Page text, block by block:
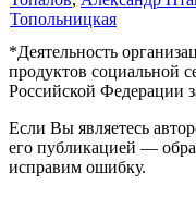
Топольницкая
*Деятельность
продуктов социальной
Российской Федерации
Если Вы являетесь
его публикацией —
исправим ошибку.